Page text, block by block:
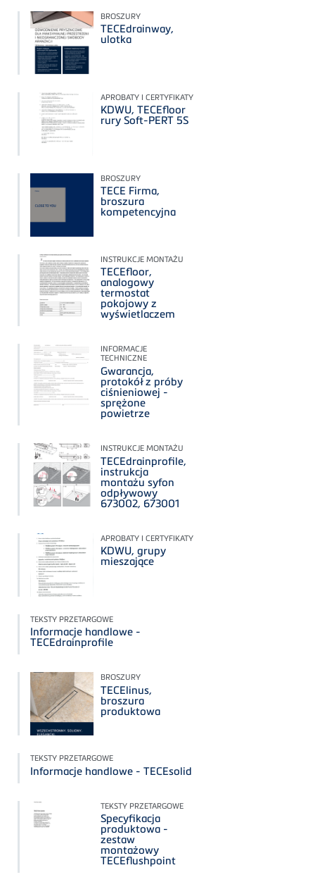
BROSZURY
TECEdrainway,
ulotka
APROBATY I CERTYFIKATY
KDWU, TECEfloor
rury Soft-PERT 5S
BROSZURY
TECE Firma,
broszura
kompetencyjna
INSTRUKCJE MONTAŻU
TECEfloor,
analogowy
termostat
pokojowy z
wyświetlaczem
INFORMACJE
TECHNICZNE
Gwarancja,
protokół z próby
ciśnieniowej -
sprężone
powietrze
INSTRUKCJE MONTAŻU
TECEdrainprofile,
instrukcja
montażu syfon
odpływowy
673002, 673001
APROBATY I CERTYFIKATY
KDWU, grupy
mieszające
TEKSTY PRZETARGOWE
Informacje handlowe -
TECEdrainprofile
BROSZURY
TECElinus,
broszura
produktowa
TEKSTY PRZETARGOWE
Informacje handlowe - TECEsolid
TEKSTY PRZETARGOWE
Specyfikacja
produktowa -
zestaw
montażowy
TECEflushpoint